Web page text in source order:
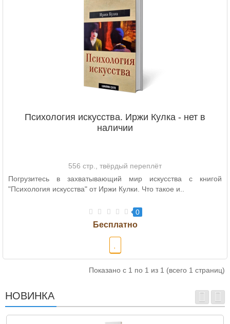
Психология искусства. Иржи Кулка - нет в
наличии
556 стр., твёрдый переплёт
Погрузитесь в захватывающий мир искусства с книгой
"Психология искусства" от Иржи Кулки. Что такое и..
0
Показано с 1 по 1 из 1 (всего 1 страниц)
НОВИНКА